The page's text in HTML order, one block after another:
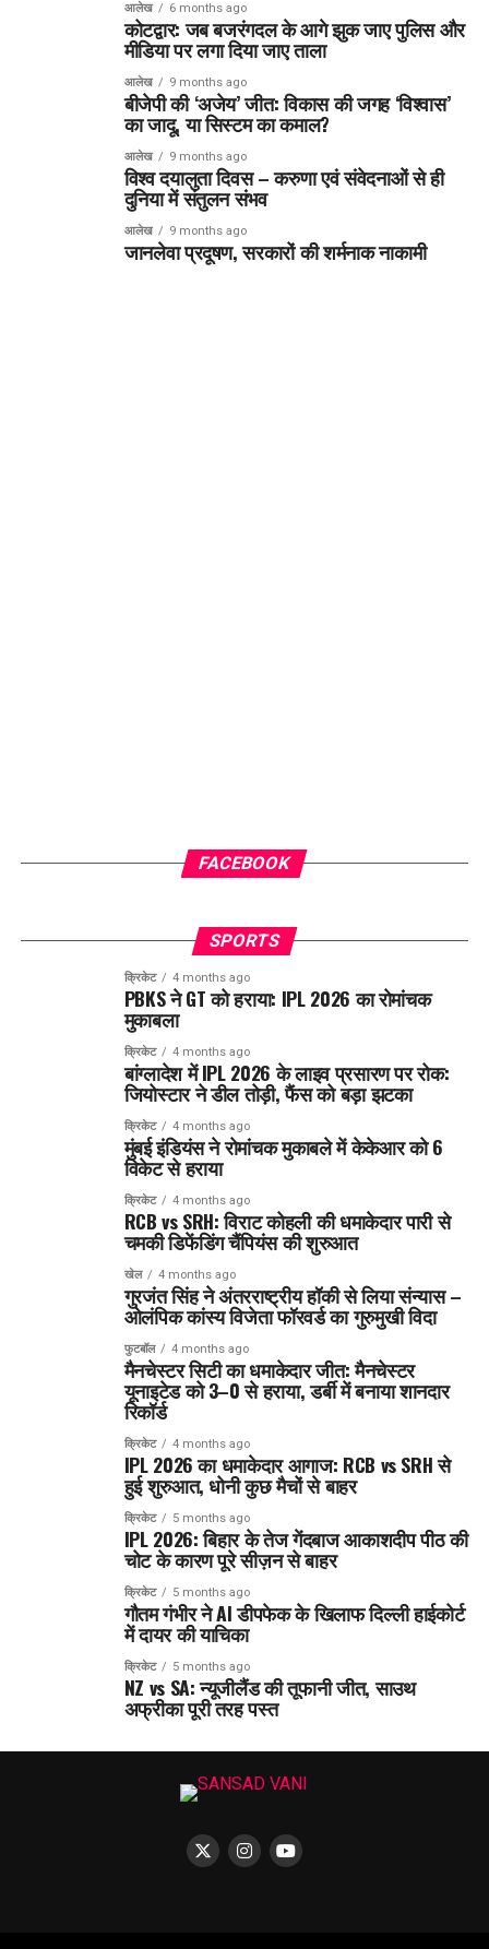
आलेख 6 months ago
कोटद्वार: जब बजरंगदल के आगे झुक जाए पुलिस और
मीडिया पर लगा दिया जाए ताला
आलेख 9 months ago
बीजेपी की ‘अजेय’ जीत: विकास की जगह ‘विश्वास’
का जादू, या सिस्टम का कमाल?
आलेख 9 months ago
विश्व दयालुता दिवस – करुणा एवं संवेदनाओं से ही
दुनिया में संतुलन संभव
आलेख 9 months ago
जानलेवा प्रदूषण, सरकारों की शर्मनाक नाकामी
FACEBOOK
SPORTS
क्रिकेट 4 months ago
PBKS ने GT को हराया: IPL 2026 का रोमांचक
मुकाबला
क्रिकेट 4 months ago
बांग्लादेश में IPL 2026 के लाइव प्रसारण पर रोक:
जियोस्टार ने डील तोड़ी, फैंस को बड़ा झटका
क्रिकेट 4 months ago
मुंबई इंडियंस ने रोमांचक मुकाबले में केकेआर को 6
विकेट से हराया
क्रिकेट 4 months ago
RCB vs SRH: विराट कोहली की धमाकेदार पारी से
चमकी डिफेंडिंग चैंपियंस की शुरुआत
खेल 4 months ago
गुरजंत सिंह ने अंतरराष्ट्रीय हॉकी से लिया संन्यास –
ओलंपिक कांस्य विजेता फॉरवर्ड का गुरुमुखी विदा
फुटबॉल 4 months ago
मैनचेस्टर सिटी का धमाकेदार जीत: मैनचेस्टर
यूनाइटेड को 3–0 से हराया, डर्बी में बनाया शानदार
रिकॉर्ड
क्रिकेट 4 months ago
IPL 2026 का धमाकेदार आगाज: RCB vs SRH से
हुई शुरुआत, धोनी कुछ मैचों से बाहर
क्रिकेट 5 months ago
IPL 2026: बिहार के तेज गेंदबाज आकाशदीप पीठ की
चोट के कारण पूरे सीज़न से बाहर
क्रिकेट 5 months ago
गौतम गंभीर ने AI डीपफेक के खिलाफ दिल्ली हाईकोर्ट
में दायर की याचिका
क्रिकेट 5 months ago
NZ vs SA: न्यूजीलैंड की तूफानी जीत, साउथ
अफ्रीका पूरी तरह पस्त